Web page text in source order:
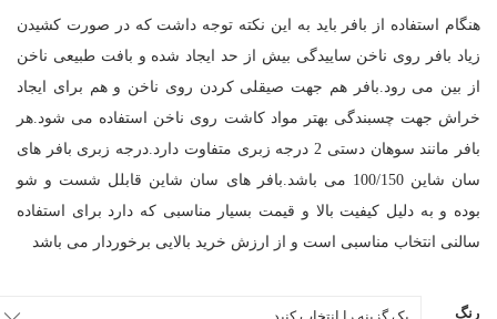
هنگام استفاده از بافر باید به این نکته توجه داشت که در صورت کشیدن
زیاد بافر روی ناخن ساییدگی بیش از حد ایجاد شده و بافت طبیعی ناخن
از بین می رود.بافر هم جهت صیقلی کردن روی ناخن و هم برای ایجاد
خراش جهت چسبندگی بهتر مواد کاشت روی ناخن استفاده می شود.هر
بافر مانند سوهان دستی 2 درجه زبری متفاوت دارد.درجه زبری بافر های
سان شاین 100/150 می باشد.بافر های سان شاین قابلل شست و شو
بوده و به دلیل کیفیت بالا و قیمت بسیار مناسبی که دارد برای استفاده
سالنی انتخاب مناسبی است و از ارزش خرید بالایی برخوردار می باشد
رنگ